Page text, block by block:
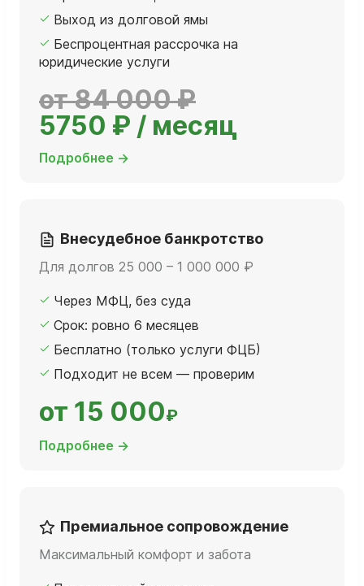
Выход из долговой ямы
Беспроцентная рассрочка на
юридические услуги
от 84 000 ₽
5750 ₽ / месяц
Подробнее →
Внесудебное банкротство
Для долгов 25 000 – 1 000 000 ₽
Через МФЦ, без суда
Срок: ровно 6 месяцев
Бесплатно (только услуги ФЦБ)
Подходит не всем — проверим
от 15 000₽
Подробнее →
Премиальное сопровождение
Максимальный комфорт и забота